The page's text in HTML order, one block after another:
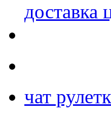
доставка
чат